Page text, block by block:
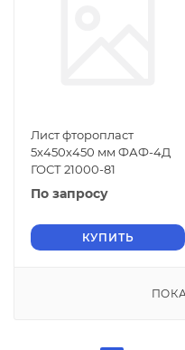
Лист фторопласт
5х450х450 мм ФАФ-4Д
ГОСТ 21000-81
По запросу
КУПИТЬ